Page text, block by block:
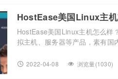
HostEase美国Linux主
HostEase美国Linux主机怎么样
拟主机、服务器等产品，素有国
型站长来说，HostEase美国
2022-04-08 浏览量(1030)